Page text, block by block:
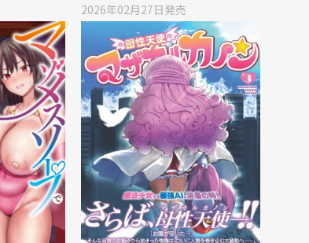
2026年02月27日発売